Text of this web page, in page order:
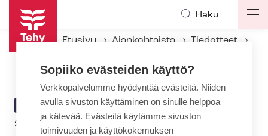
Hyppää
pääsisältöön
Haku
Etusivu Ajankohtaista
Tiedotteet
ARTIKKELIN
KATEGORIA
TIEDOTE
26.4.2020 | 11:00
Sopiiko evästeiden käyttö?
Verkkopalvelumme hyödyntää evästeitä. Niiden
avulla sivuston käyttäminen on sinulle helppoa
ja kätevää. Evästeitä käytämme sivuston
toimivuuden ja käyttökokemuksen